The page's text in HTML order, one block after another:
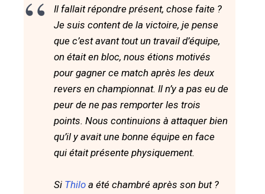
Il fallait répondre présent, chose faite ?
Je suis content de la victoire, je pense
que c’est avant tout un travail d’équipe,
on était en bloc, nous étions motivés
pour gagner ce match après les deux
revers en championnat. Il n’y a pas eu de
peur de ne pas remporter les trois
points. Nous continuions à attaquer bien
qu’il y avait une bonne équipe en face
qui était présente physiquement.
Si Thilo a été chambré après son but ?